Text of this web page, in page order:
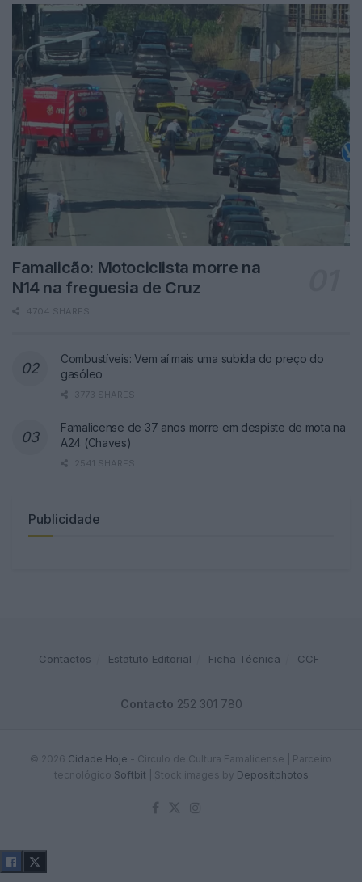
Famalicão: Motociclista morre na
N14 na freguesia de Cruz
4704 SHARES
Combustíveis: Vem aí mais uma subida do preço do
gasóleo
3773 SHARES
Famalicense de 37 anos morre em despiste de mota na
A24 (Chaves)
2541 SHARES
Publicidade
Contactos Estatuto Editorial Ficha Técnica CCF
Contacto 252 301 780
© 2026 Cidade Hoje - Circulo de Cultura Famalicense | Parceiro
tecnológico Softbit Stock images by Depositphotos